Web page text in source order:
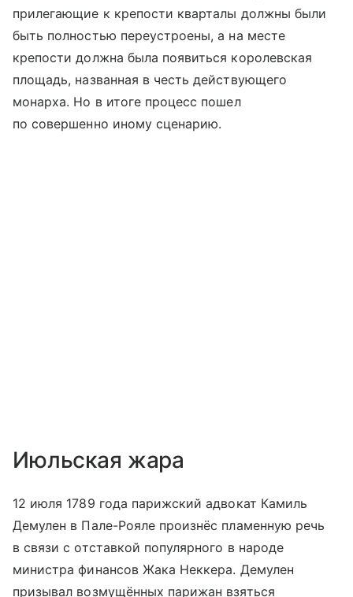
прилегающие к крепости кварталы должны были
быть полностью переустроены, а на месте
крепости должна была появиться королевская
площадь, названная в честь действующего
монарха. Но в итоге процесс пошел
по совершенно иному сценарию.
Июльская жара
12 июля 1789 года парижский адвокат Камиль
Демулен в Пале-Рояле произнёс пламенную речь
в связи с отставкой популярного в народе
министра финансов Жака Неккера. Демулен
призывал возмущённых парижан взяться